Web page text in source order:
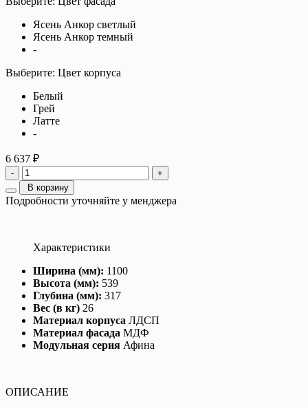
Ясень Анкор светлый
Ясень Анкор темный
-
Выберите: Цвет корпуса
Белый
Грей
Латте
-
6 637 ₽
-
+
В корзину
Подробности уточняйте у менджера
Характеристики
Ширина (мм): 1100
Высота (мм): 539
Глубина (мм): 317
Вес (в кг) 26
Материал корпуса ЛДСП
Материал фасада МДФ
Модульная серия Афина
ОПИСАНИЕ